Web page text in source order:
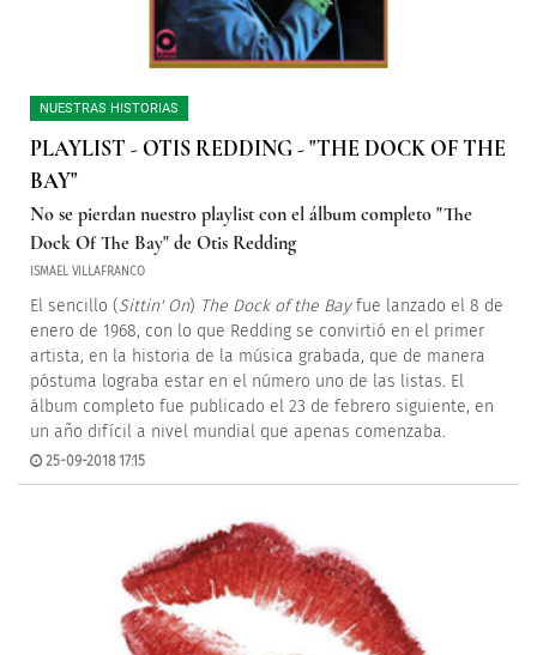
NUESTRAS HISTORIAS
PLAYLIST - OTIS REDDING - "THE DOCK OF THE
BAY"
No se pierdan nuestro playlist con el álbum completo "The
Dock Of The Bay" de Otis Redding
ISMAEL VILLAFRANCO
El sencillo (Sittin' On) The Dock of the Bayfue lanzado el 8 de
enero de 1968, con lo que Redding se convirtió en el primer
artista, en la historia de la música grabada, que de manera
póstuma lograba estar en el número uno de las listas. El
álbum completo fue publicado el 23 de febrero siguiente, en
un año difícil a nivel mundial que apenas comenzaba.
25-09-2018 17:15